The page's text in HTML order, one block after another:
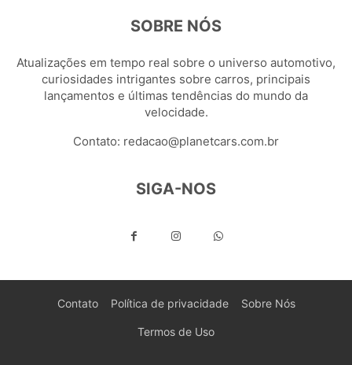
SOBRE NÓS
Atualizações em tempo real sobre o universo automotivo,
curiosidades intrigantes sobre carros, principais
lançamentos e últimas tendências do mundo da
velocidade.
Contato: redacao@planetcars.com.br
SIGA-NOS
Contato Política de privacidade Sobre Nós
Termos de Uso